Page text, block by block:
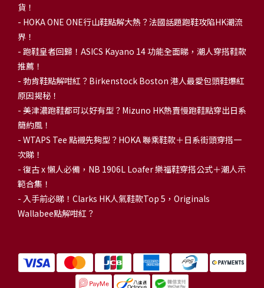
貨！
- HOKA ONE ONE行山鞋點解大熱？法國話題跑鞋攻陷HK潮流
界！
- 跑鞋皇者回歸！ASICS Kayano 14 功能全面睇，潮人穿搭鞋款
推薦！
- 勃肯鞋點解咁紅？Birkenstock Boston 港人最愛包頭鞋爆紅
原因揭秘！
- 美津濃跑鞋都可以好有型？Mizuno HK熱賣慢跑鞋點穿出日系
簡約風！
- WTAPS Tee 點襯先夠型？HOKA 聯乘鞋款＋日系街頭穿搭一
次睇！
- 復古 x 懶人必備，NB 1906L Loafer 樂福鞋穿搭公式＋潮人示
範合集！
- 入手前必睇！Clarks HK人氣鞋款Top 5，Originals
Wallabee點解咁紅？